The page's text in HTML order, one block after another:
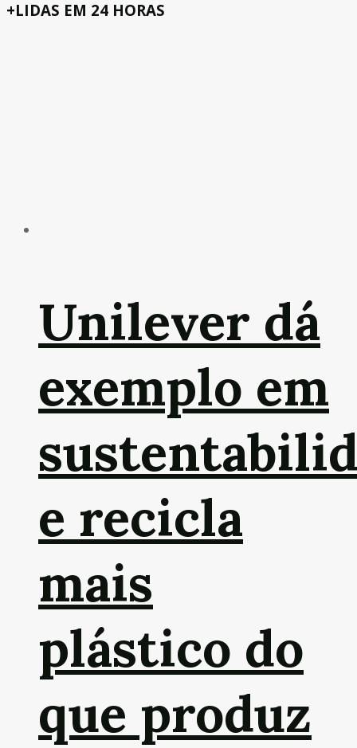
+LIDAS EM 24 HORAS
Unilever dá
exemplo em
e recicla
mais
plástico do
que produz